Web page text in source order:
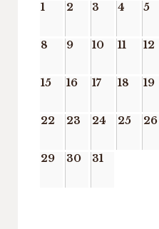
1 2 3 4 5
8 9 10 11 12
15 16 17 18 19
22 23 24 25 26
29 30 31